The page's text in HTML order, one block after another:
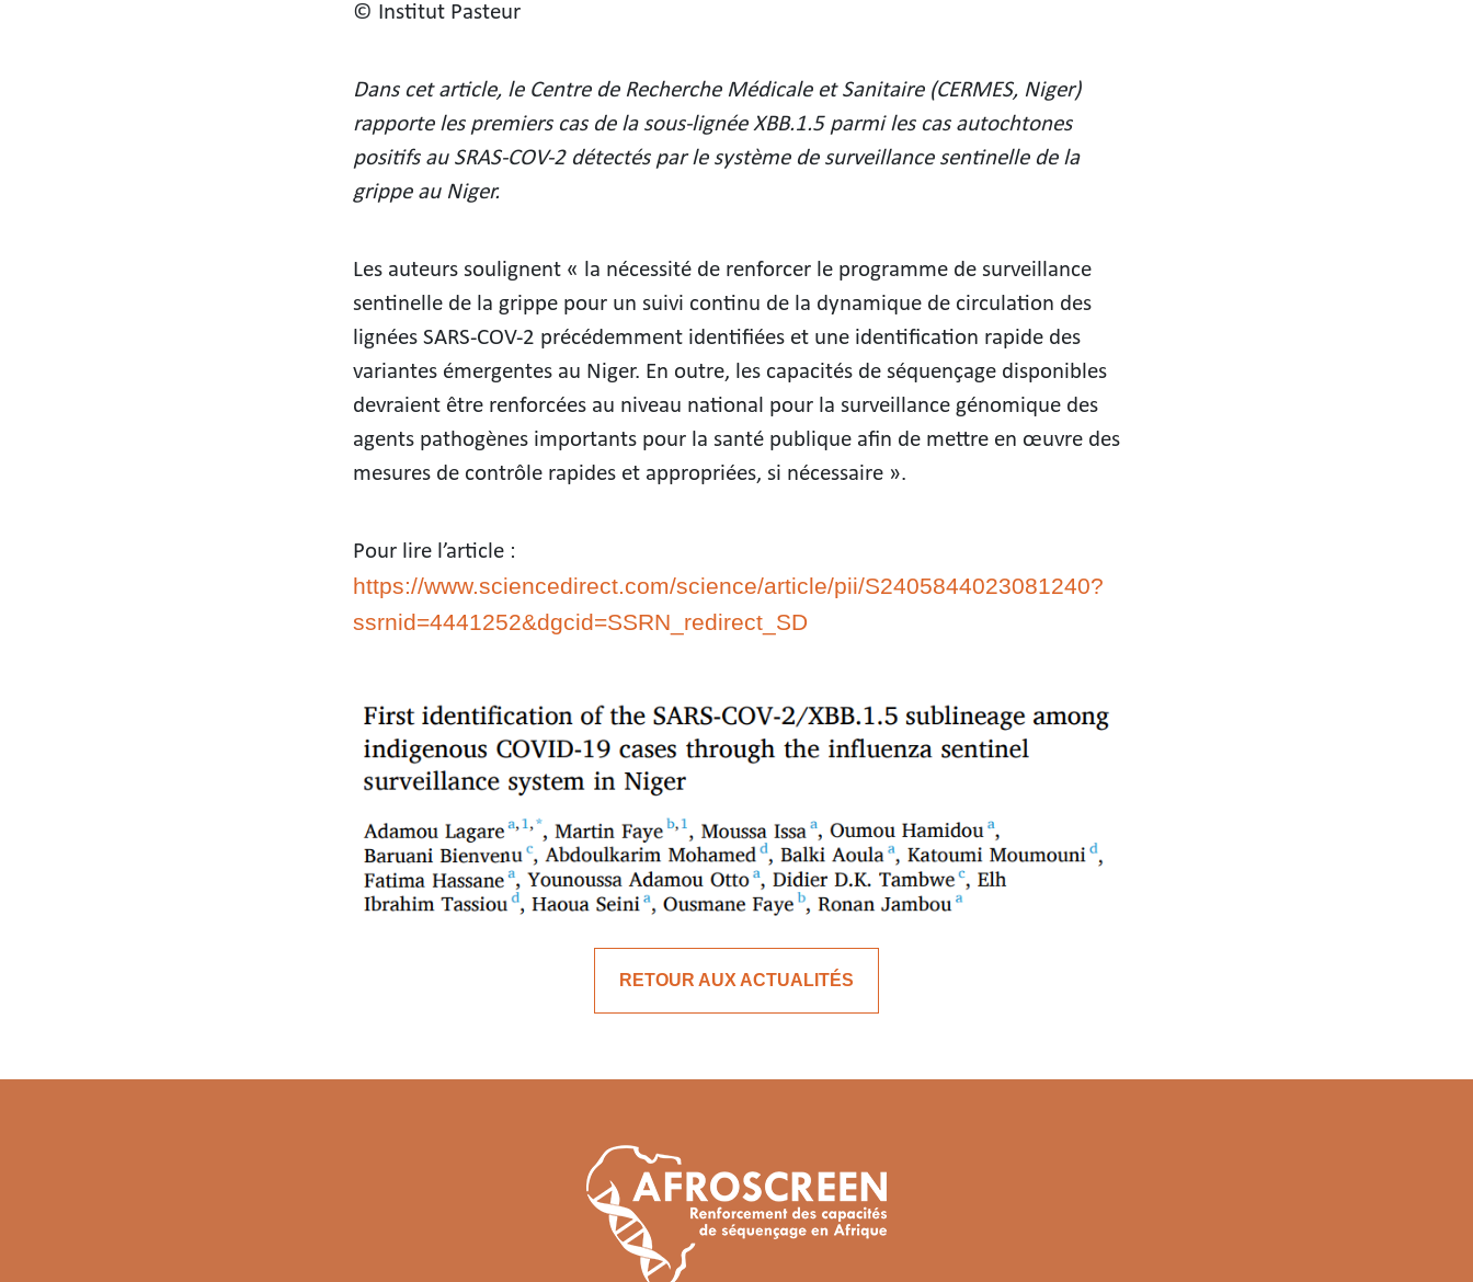
© Institut Pasteur
Dans cet article, le Centre de Recherche Médicale et Sanitaire (CERMES, Niger)
rapporte les premiers cas de la sous-lignée XBB.1.5 parmi les cas autochtones
positifs au SRAS-COV-2 détectés par le système de surveillance sentinelle de la
grippe au Niger.
Les auteurs soulignent « la nécessité de renforcer le programme de surveillance
sentinelle de la grippe pour un suivi continu de la dynamique de circulation des
lignées SARS-COV-2 précédemment identifiées et une identification rapide des
variantes émergentes au Niger. En outre, les capacités de séquençage disponibles
devraient être renforcées au niveau national pour la surveillance génomique des
agents pathogènes importants pour la santé publique afin de mettre en œuvre des
mesures de contrôle rapides et appropriées, si nécessaire ».
Pour lire l’article :
https://www.sciencedirect.com/science/article/pii/S2405844023081240?
ssrnid=4441252&dgcid=SSRN_redirect_SD
https://www.sciencedirect.com/science/article/pii/
RETOUR AUX ACTUALITÉS